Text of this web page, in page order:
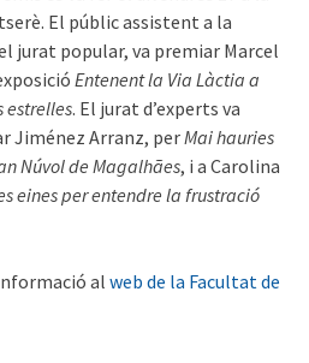
El públic assistent a la
jurat popular, va premiar Marcel
Entenent la Via Làctia a
estrelles. El jurat d’experts va
Jiménez Arranz, perMai hauries
Núvol de Magalhães, i a Carolina
eines per entendre la frustració
al web de la Facultat de